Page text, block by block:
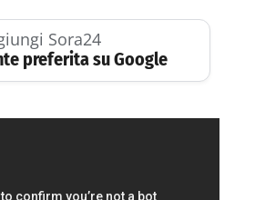
Sora24
preferita su Google